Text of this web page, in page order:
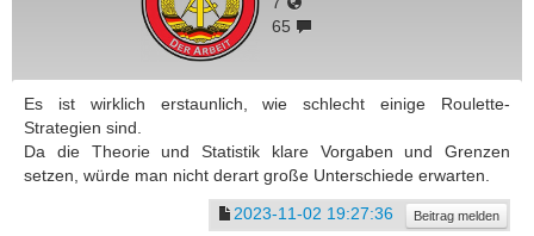
65
Es ist wirklich erstaunlich, wie schlecht einige Roulette-
Strategien sind.
Da die Theorie und Statistik klare Vorgaben und Grenzen
setzen, würde man nicht derart große Unterschiede erwarten.
2023-11-02 19:27:36
Beitrag melden